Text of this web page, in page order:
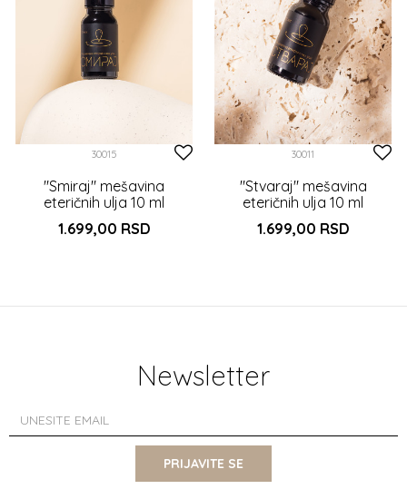
30015
"Smiraj" mešavina
eteričnih ulja 10 ml
1.699,00 RSD
30011
"Stvaraj" mešavina
eteričnih ulja 10 ml
1.699,00 RSD
Newsletter
PRIJAVITE SE